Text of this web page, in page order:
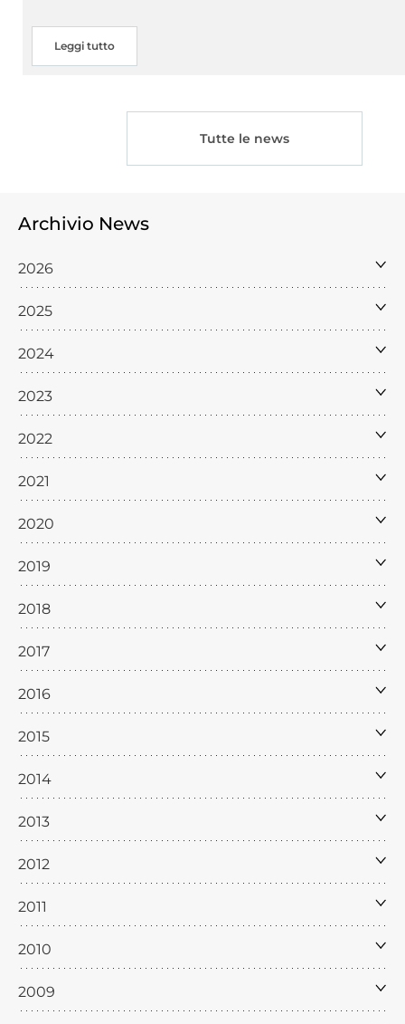
Leggi tutto
Tutte le news
Archivio News
2026
2025
2024
2023
2022
2021
2020
2019
2018
2017
2016
2015
2014
2013
2012
2011
2010
2009